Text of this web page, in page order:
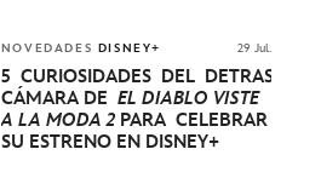
NOVEDADES DISNEY+ 29 Jul.
5 CURIOSIDADES DEL DETRÁS DE
CÁMARA DE EL DIABLO VISTE
A LA MODA 2PARA CELEBRAR
SU ESTRENO EN DISNEY+